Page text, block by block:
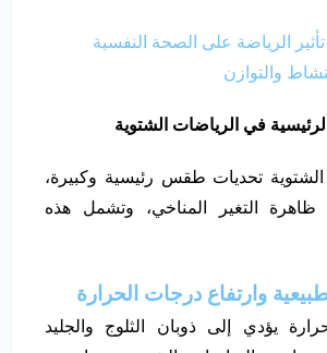
تأثير الرياضة على الصحة النفسية
والتوازن
في الرياضات الشتوية
الشتوية تحديات طقس رئيسية وكبيرة،
التغير المناخي، وتشمل هذه
وارتفاع درجات الحرارة
يؤدي إلى ذوبان الثلوج والجليد